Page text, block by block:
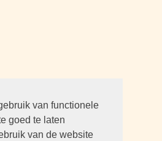
van functionele
goed te laten
van de website